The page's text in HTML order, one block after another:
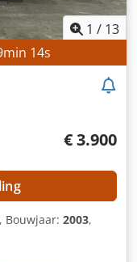
1 / 13
min 12s
€ 3.900
, Bouwjaar: 2003,